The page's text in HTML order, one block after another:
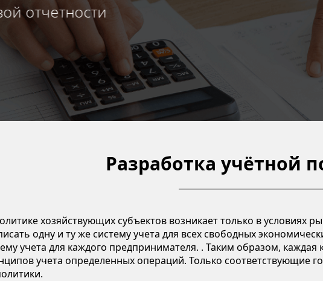
Курс-DipIFR (Рус) -120
Регистрация на курсы
Разработка учётной
хозяйствующих субъектов возникает только в
одну и ту же систему учета для всех свободных
учета для каждого предпринимателя. . Таким образом, каждая
учета определенных операций. Только соответствующие